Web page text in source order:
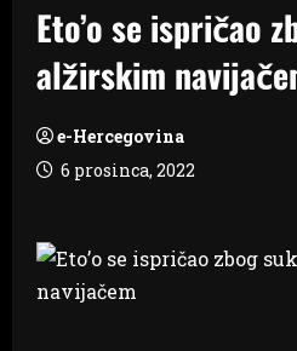
Eto’o se ispričao
alžirskim
e-Hercegovina
6 prosinca, 2022